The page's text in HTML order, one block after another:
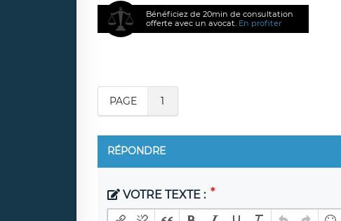
Bénéficiez de 20min de consultation
offerte avec un avocat. En profiter
PAGE 1
RÉPONDRE
VOTRE TEXTE :